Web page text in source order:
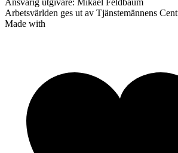
Ansvarig utgivare: Mikael Feldbaum
Arbetsvärlden ges ut av Tjänstemännens
Made with